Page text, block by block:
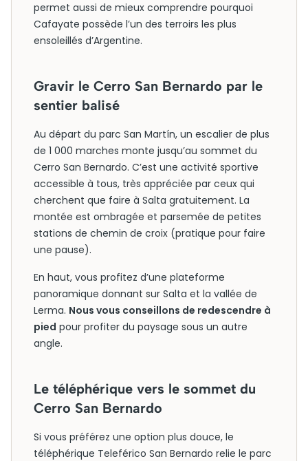
permet aussi de mieux comprendre pourquoi
Cafayate possède l’un des terroirs les plus
ensoleillés d’Argentine.
Gravir le Cerro San Bernardo par le
sentier balisé
Au départ du parc San Martín, un escalier de plus
de 1 000 marches monte jusqu’au sommet du
Cerro San Bernardo. C’est une activité sportive
accessible à tous, très appréciée par ceux qui
cherchent que faire à Salta gratuitement. La
montée est ombragée et parsemée de petites
stations de chemin de croix (pratique pour faire
une pause).
En haut, vous profitez d’une plateforme
panoramique donnant sur Salta et la vallée de
Lerma. Nous vous conseillons de redescendre à
pied pour profiter du paysage sous un autre
angle.
Le téléphérique vers le sommet du
Cerro San Bernardo
Si vous préférez une option plus douce, le
téléphérique Teleférico San Bernardo relie le parc